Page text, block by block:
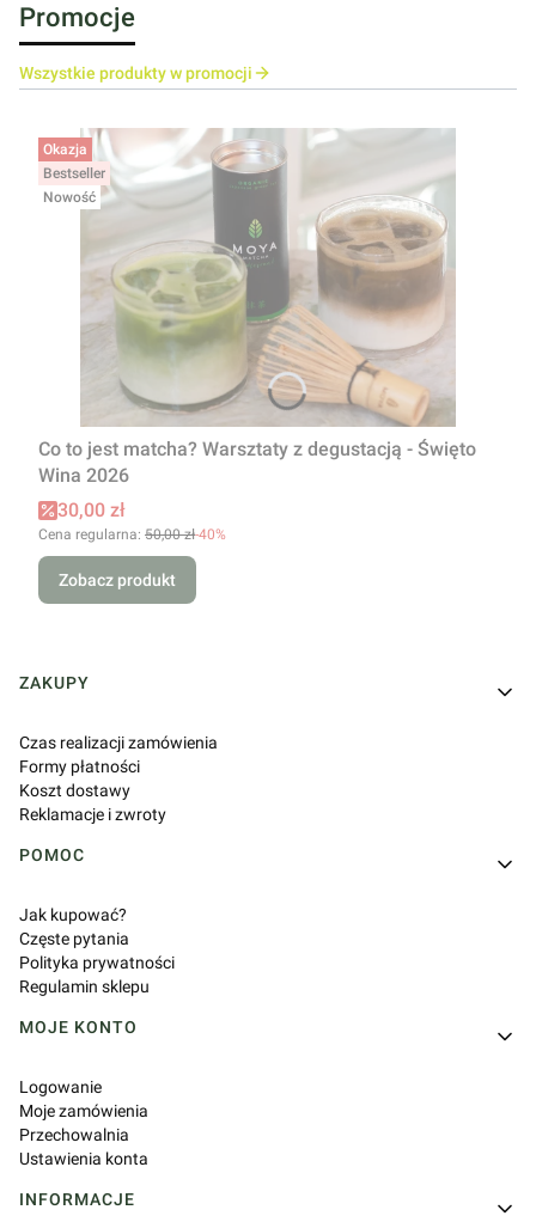
Promocje
Wszystkie produkty w promocji
Okazja
Bestseller
Nowość
Co to jest matcha? Warsztaty z degustacją - Święto
Wina 2026
Cena promocyjna
30,00 zł
Cena regularna: 50,00 zł-40%
Zobacz produkt
Linki w stopce
ZAKUPY
Czas realizacji zamówienia
Formy płatności
Koszt dostawy
Reklamacje i zwroty
POMOC
Jak kupować?
Częste pytania
Polityka prywatności
Regulamin sklepu
MOJE KONTO
Logowanie
Moje zamówienia
Przechowalnia
Ustawienia konta
INFORMACJE